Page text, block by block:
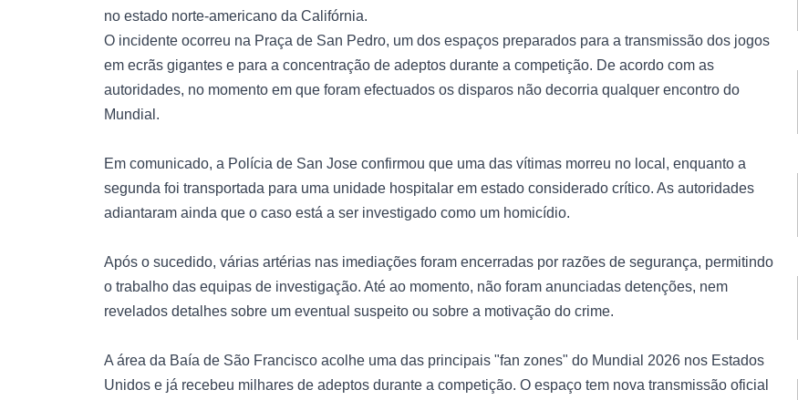
no estado norte-americano da Califórnia.
O incidente ocorreu na Praça de San Pedro, um dos espaços preparados para a transmissão dos jogos
em ecrãs gigantes e para a concentração de adeptos durante a competição. De acordo com as
autoridades, no momento em que foram efectuados os disparos não decorria qualquer encontro do
Mundial.
Em comunicado, a Polícia de San Jose confirmou que uma das vítimas morreu no local, enquanto a
segunda foi transportada para uma unidade hospitalar em estado considerado crítico. As autoridades
adiantaram ainda que o caso está a ser investigado como um homicídio.
Após o sucedido, várias artérias nas imediações foram encerradas por razões de segurança, permitindo
o trabalho das equipas de investigação. Até ao momento, não foram anunciadas detenções, nem
revelados detalhes sobre um eventual suspeito ou sobre a motivação do crime.
A área da Baía de São Francisco acolhe uma das principais "fan zones" do Mundial 2026 nos Estados
Unidos e já recebeu milhares de adeptos durante a competição. O espaço tem nova transmissão oficial